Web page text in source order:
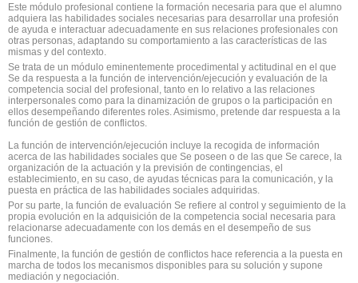
Este módulo profesional contiene la formación necesaria para que el alumno
adquiera las habilidades sociales necesarias para desarrollar una profesión
de ayuda e interactuar adecuadamente en sus relaciones profesionales con
otras personas, adaptando su comportamiento a las características de las
mismas y del contexto.
Se trata de un módulo eminentemente procedimental y actitudinal en el que
Se da respuesta a la función de intervención/ejecución y evaluación de la
competencia social del profesional, tanto en lo relativo a las relaciones
interpersonales como para la dinamización de grupos o la participación en
ellos desempeñando diferentes roles. Asimismo, pretende dar respuesta a la
función de gestión de conflictos.
La función de intervención/ejecución incluye la recogida de información
acerca de las habilidades sociales que Se poseen o de las que Se carece, la
organización de la actuación y la previsión de contingencias, el
establecimiento, en su caso, de ayudas técnicas para la comunicación, y la
puesta en práctica de las habilidades sociales adquiridas.
Por su parte, la función de evaluación Se refiere al control y seguimiento de la
propia evolución en la adquisición de la competencia social necesaria para
relacionarse adecuadamente con los demás en el desempeño de sus
funciones.
Finalmente, la función de gestión de conflictos hace referencia a la puesta en
marcha de todos los mecanismos disponibles para su solución y supone
mediación y negociación.